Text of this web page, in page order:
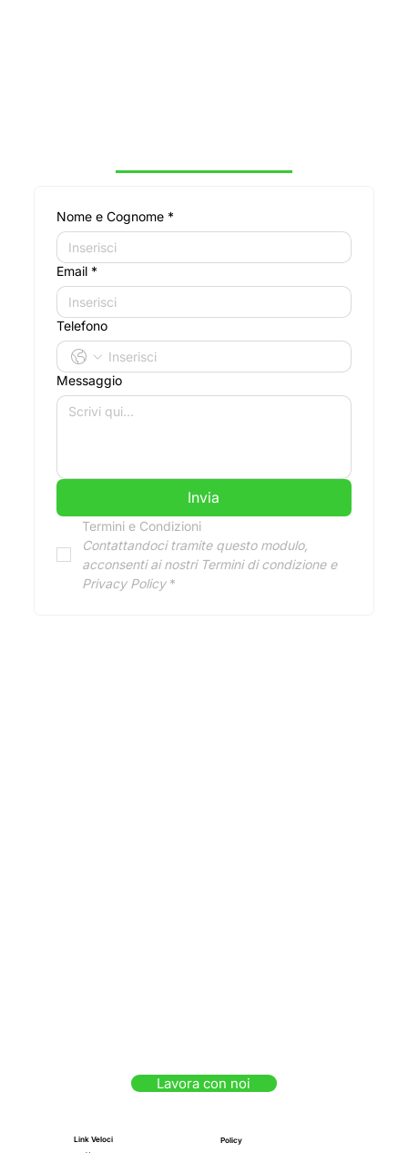
Nome e Cognome *
Email *
Telefono
Messaggio
Invia
Termini e Condizioni
Contattandoci tramite questo modulo,
acconsenti ai nostri Termini di condizione e
Privacy Policy *
Link Veloci Policy
Lavora con noi